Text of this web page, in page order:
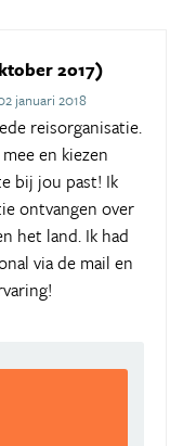
2017)
januari 2018
reisorganisatie.
en kiezen
bij jou past! Ik
ontvangen over
het land. Ik had
via de mail en